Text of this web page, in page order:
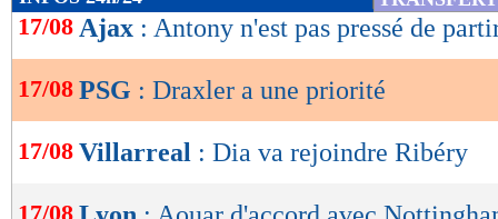
de
lecture
OK
17/08 Ajax : Antony n'est pas pressé de
17/08 PSG : Draxler a une priorité
17/08 Villarreal : Dia va rejoindre Ribéry
17/08